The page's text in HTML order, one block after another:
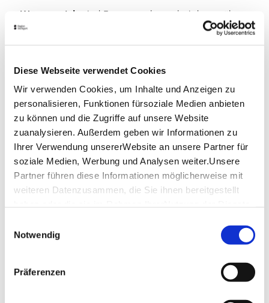
Diese Webseite verwendet Cookies
Wir verwenden Cookies, um Inhalte und Anzeigen zu
personalisieren, Funktionen fürsoziale Medien anbieten
zu können und die Zugriffe auf unsere Website
zuanalysieren. Außerdem geben wir Informationen zu
Ihrer Verwendung unsererWebsite an unsere Partner für
soziale Medien, Werbung und Analysen weiter.Unsere
Partner führen diese Informationen möglicherweise mit
weiteren Datenzusammen, die Sie ihnen bereitgestellt
Impressum
Notwendig
Präferenzen
Wasserspiele
sind Brunnenanlagen, bei denen über
eine Wasservorhaltekammer das Brunnenwasser per
Umwälzpumpe im Kreis bewegt wird. Dieses Wasser,
geeignet.
Lage & Kontakt
Garten-, Friedhofs- und Forstamt
Ziegelbrennerstraße 23
70374 Stuttgart
Planen Sie Ihre Anreise
Verkehrs- und Tarifverbund Stuttgart GmbH
Fahrplanauskunft des VVS
Deutsche Bahn AG
Google Maps Route